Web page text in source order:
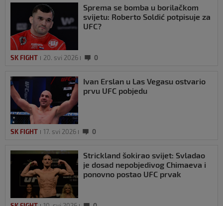
Sprema se bomba u borilačkom
svijetu: Roberto Soldić potpisuje za
UFC?
SK FIGHT 20. svi 2026 0
Ivan Erslan u Las Vegasu ostvario
prvu UFC pobjedu
SK FIGHT 17. svi 2026 0
Strickland šokirao svijet: Svladao
je dosad nepobjedivog Chimaeva i
ponovno postao UFC prvak